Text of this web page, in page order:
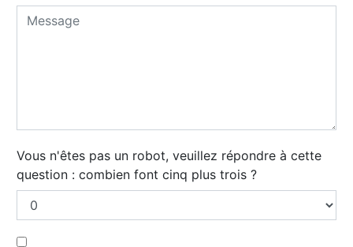
Vous n'êtes pas un robot, veuillez répondre à cette
question : combien font cinq plus trois ?